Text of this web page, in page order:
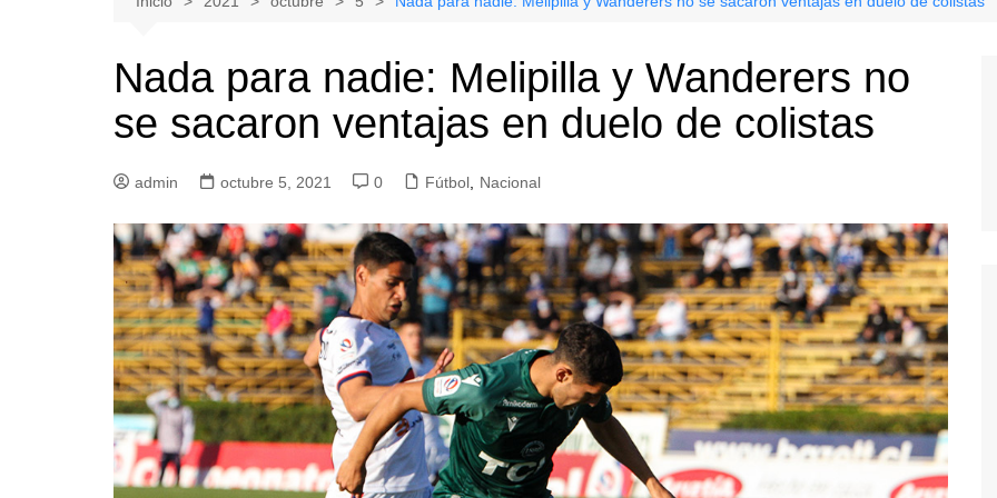
Tenis
Gimnasia
Licantén
Sagrada Familia
Teno
Vichuquén
Nada para nadie: Melipilla y Wanderers no
se sacaron ventajas en duelo de colistas
admin octubre 5, 2021 0 Fútbol, Nacional